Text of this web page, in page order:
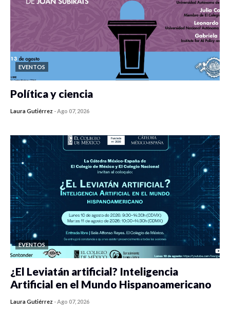
EVENTOS
Política y ciencia
Laura Gutiérrez -Ago 07, 2026
EVENTOS
¿El Leviatán artificial? Inteligencia
Artificial en el Mundo Hispanoamericano
Laura Gutiérrez -Ago 07, 2026